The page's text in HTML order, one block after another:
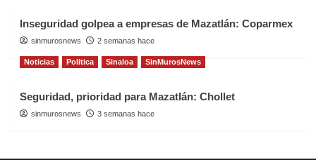
Inseguridad golpea a empresas de Mazatlán: Coparmex
sinmurosnews 2 semanas hace
Noticias Politica Sinaloa SinMurosNews
Seguridad, prioridad para Mazatlán: Chollet
sinmurosnews 3 semanas hace